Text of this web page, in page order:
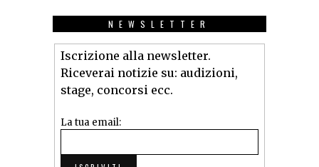
NEWSLETTER
Iscrizione alla newsletter.
Riceverai notizie su: audizioni,
stage, concorsi ecc.
La tua email: